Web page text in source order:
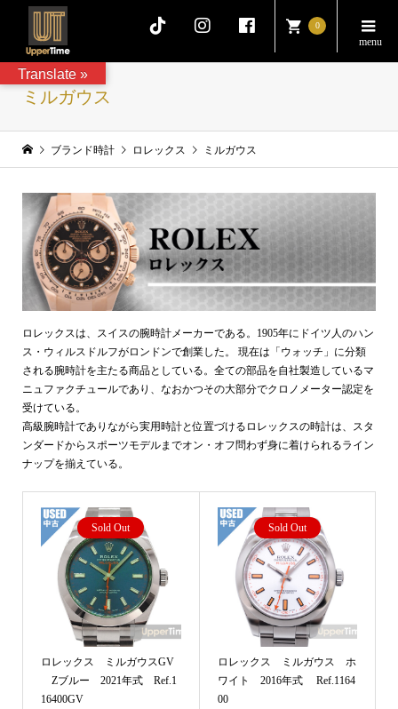
0
ミルガウス
ブランド時計 ロレックス ミルガウス
ロレックスは、スイスの腕時計メーカーである。1905年にドイツ人のハン
ス・ウィルスドルフがロンドンで創業した。 現在は「ウォッチ」に分類
される腕時計を主たる商品としている。全ての部品を自社製造しているマ
ニュファクチュールであり、なおかつその大部分でクロノメーター認定を
受けている。
高級腕時計でありながら実用時計と位置づけるロレックスの時計は、スタ
ンダードからスポーツモデルまでオン・オフ問わず身に着けられるライン
ナップを揃えている。
Sold Out
ロレックス ミルガウスGV
Zブルー 2021年式 Ref.1
16400GV
Sold Out
ロレックス ミルガウス ホ
ワイト 2016年式 Ref.1164
00
Translate »